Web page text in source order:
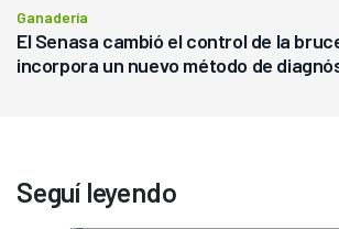
Ganadería
El Senasa cambió el control de la
incorpora un nuevo método de
Seguí leyendo